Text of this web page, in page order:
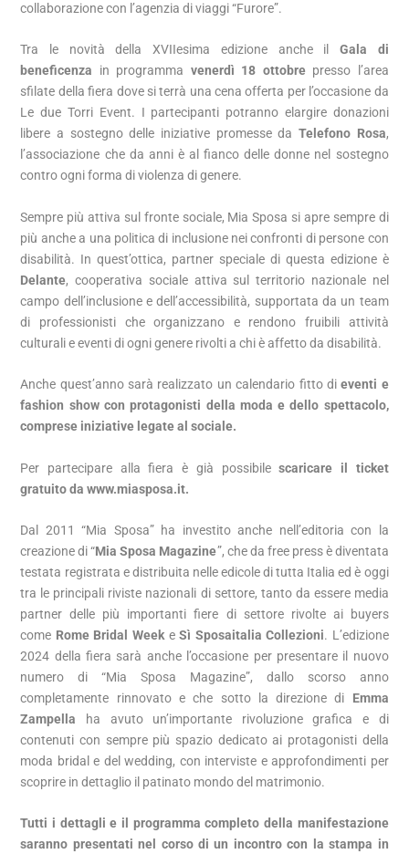
collaborazione con l’agenzia di viaggi “Furore”.
Tra le novità della XVIIesima edizione anche il Gala di
beneficenza in programma venerdì 18 ottobrepresso l’area
sfilate della fiera dove si terrà una cena offerta per l’occasione da
Le due Torri Event. I partecipanti potranno elargire donazioni
libere a sostegno delle iniziative promesse da Telefono Rosa,
l’associazione che da anni è al fianco delle donne nel sostegno
contro ogni forma di violenza di genere.
Sempre più attiva sul fronte sociale, Mia Sposa si apre sempre di
più anche a una politica di inclusione nei confronti di persone con
disabilità. In quest’ottica, partner speciale di questa edizione è
Delante, cooperativa sociale attiva sul territorio nazionale nel
campo dell’inclusione e dell’accessibilità, supportata da un team
di professionisti che organizzano e rendono fruibili attività
culturali e eventi di ogni genere rivolti a chi è affetto da disabilità.
Anche quest’anno sarà realizzato un calendario fitto dieventi e
fashion show con protagonisti della moda e dello spettacolo,
comprese iniziative legate al sociale.
Per partecipare alla fiera è già possibilescaricare il ticket
gratuito dawww.miasposa.it.
Dal 2011 “Mia Sposa” ha investito anche nell’editoria con la
creazione di “Mia Sposa Magazine”, che da free press è diventata
testata registrata e distribuita nelle edicole di tutta Italia ed è oggi
tra le principali riviste nazionali di settore, tanto da essere media
partner delle più importanti fiere di settore rivolte ai buyers
come Rome Bridal WeekeSì Sposaitalia Collezioni. L’edizione
2024 della fiera sarà anche l’occasione per presentare il nuovo
numero di “Mia Sposa Magazine”, dallo scorso anno
completamente rinnovato e che sotto la direzione di Emma
Zampella ha avuto un’importante rivoluzione grafica e di
contenuti con sempre più spazio dedicato ai protagonisti della
moda bridal e del wedding, con interviste e approfondimenti per
scoprire in dettaglio il patinato mondo del matrimonio.
Tutti i dettagli e il programma completo della manifestazione
saranno presentati nel corso di un incontro con la stampa in